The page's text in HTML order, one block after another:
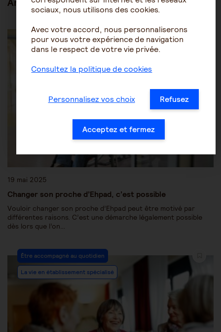
Articles en lien
Être accompagné au quotidien
La vie en établissement spécialisé
19 mai 2025
Changer son proche d’Ehpad, c’est possible
Vouloir changer son proche d’Ehpad peut être motivé par
différentes raisons. C’est une démarche légalement possible
dès lors que l’on…
Être accompagné au quotidien
La vie en établissement spécialisé
sociaux, nous utilisons des cookies.
Avec votre accord, nous personnaliserons
pour vous votre expérience de navigation
dans le respect de votre vie privée.
Consultez la politique de cookies
Personnalisez vos choix Refusez
Acceptez et fermez